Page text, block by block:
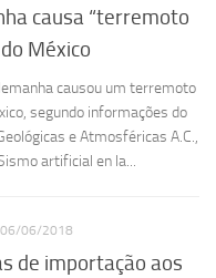
causa “terremoto
México
causou um terremoto
segundo informações do
e Atmosféricas A.C.,
artificial en la...
06/06/2018
de importação aos